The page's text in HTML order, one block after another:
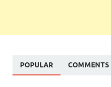
POPULAR COMMENTS